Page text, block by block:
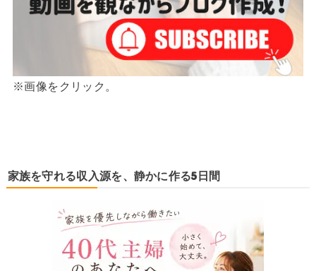
※画像をクリック。
家族を守れる収入源を、静かに作る5日間